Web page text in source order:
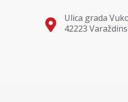
Ulica grada
42223